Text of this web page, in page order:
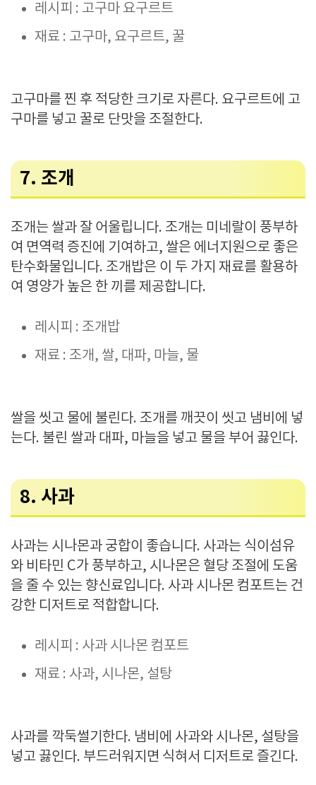
레시피 : 고구마 요구르트
재료 : 고구마, 요구르트, 꿀
고구마를 찐 후 적당한 크기로 자른다. 요구르트에 고
구마를 넣고 꿀로 단맛을 조절한다.
7. 조개
조개는 쌀과 잘 어울립니다. 조개는 미네랄이 풍부하
여 면역력 증진에 기여하고, 쌀은 에너지원으로 좋은
탄수화물입니다. 조개밥은 이 두 가지 재료를 활용하
여 영양가 높은 한 끼를 제공합니다.
레시피 : 조개밥
재료 : 조개, 쌀, 대파, 마늘, 물
쌀을 씻고 물에 불린다. 조개를 깨끗이 씻고 냄비에 넣
는다. 불린 쌀과 대파, 마늘을 넣고 물을 부어 끓인다.
8. 사과
사과는 시나몬과 궁합이 좋습니다. 사과는 식이섬유
와 비타민 C가 풍부하고, 시나몬은 혈당 조절에 도움
을 줄 수 있는 향신료입니다. 사과 시나몬 컴포트는 건
강한 디저트로 적합합니다.
레시피 : 사과 시나몬 컴포트
재료 : 사과, 시나몬, 설탕
사과를 깍둑썰기한다. 냄비에 사과와 시나몬, 설탕을
넣고 끓인다. 부드러워지면 식혀서 디저트로 즐긴다.